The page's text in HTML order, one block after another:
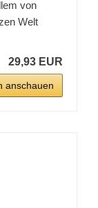
von
Welt
29,93 EUR
anschauen